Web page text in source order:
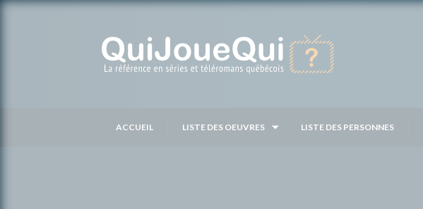
ACCUEIL LISTE DES OEUVRES LISTE DES PERSONNES